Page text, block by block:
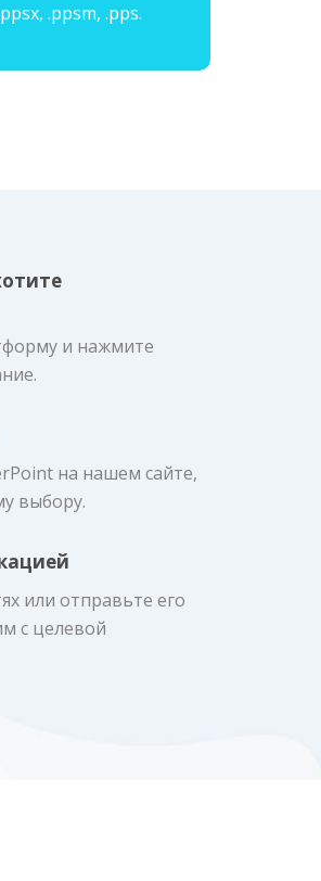
.ppsm, .pps.
и нажмите
на нашем сайте,
выбору.
или отправьте его
с целевой